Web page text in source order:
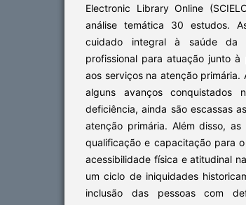
Electronic Library Online
análise temática 30 estudos.
cuidado integral à saúde da
profissional para atuação junto
aos serviços na atenção
alguns avanços
deficiência, ainda são escassas
atenção primária. Além disso,
qualificação e capacitação para
acessibilidade física e atitudinal
um ciclo de iniquidades
inclusão das pessoas com